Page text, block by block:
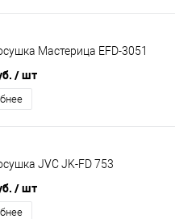
Мастерица EFD-3051
/ шт
JVC JK-FD 753
/ шт